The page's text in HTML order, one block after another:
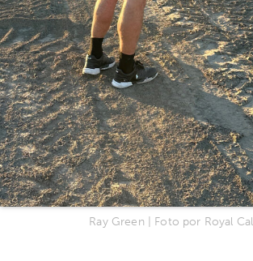
Ray Green | Foto por Royal